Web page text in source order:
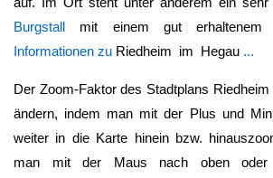
Burgstall mit einem gut erhaltenem
Informationen zu Riedheim im Hegau ...
Der Zoom-Faktor des Stadtplans
ändern, indem man mit der Plus und
weiter in die Karte hinein bzw.
man mit der Maus nach oben